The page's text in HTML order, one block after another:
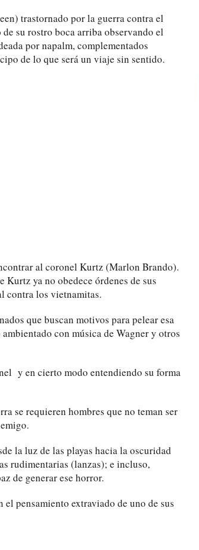
trastornado por la guerra contra el
su rostro boca arriba observando el
por napalm, complementados
de lo que será un viaje sin sentido.
al coronel Kurtz (Marlon Brando).
ya no obedece órdenes de sus
contra los vietnamitas.
que buscan motivos para pelear esa
con música de Wagner y otros
y en cierto modo entendiendo su forma
se requieren hombres que no teman ser
la luz de las playas hacia la oscuridad
rudimentarias (lanzas); e incluso,
de generar ese horror.
pensamiento extraviado de uno de sus